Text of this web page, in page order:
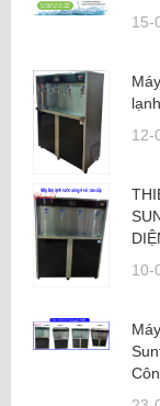
15-
12-
10-